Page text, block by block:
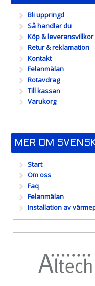
Bli uppringd
Så handlar du
Köp & leveransvillkor
Retur & reklamation
Kontakt
Felanmälan
Rotavdrag
Till kassan
Varukorg
MER OM
Start
Om oss
Faq
Felanmälan
Installation av